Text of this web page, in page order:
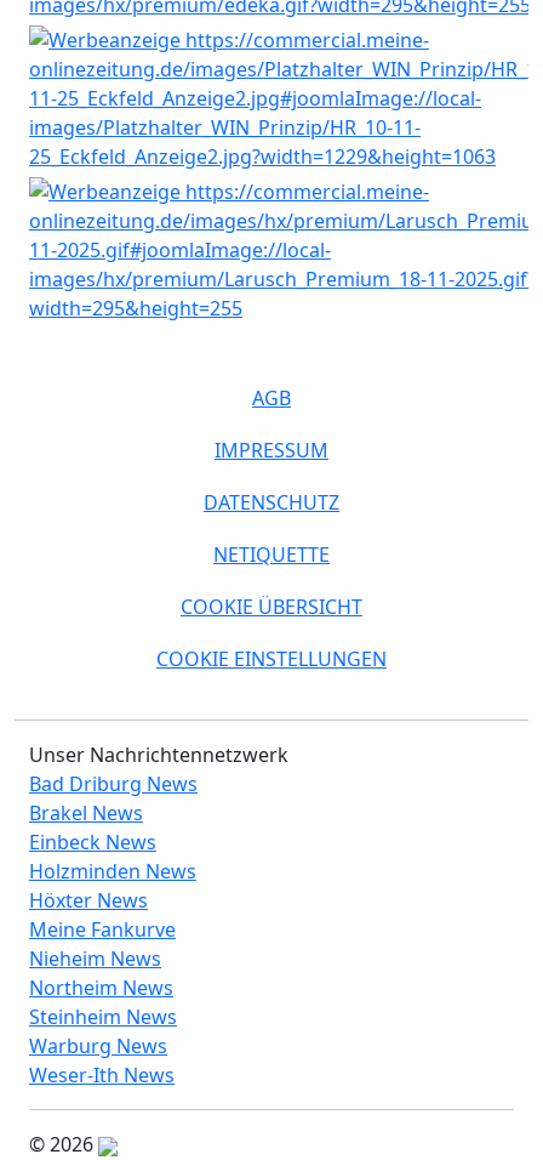
AGB
IMPRESSUM
DATENSCHUTZ
NETIQUETTE
COOKIE ÜBERSICHT
COOKIE EINSTELLUNGEN
Unser Nachrichtennetzwerk
Bad Driburg News
Brakel News
Einbeck News
Holzminden News
Höxter News
Meine Fankurve
Nieheim News
Northeim News
Steinheim News
Warburg News
Weser-Ith News
© 2026